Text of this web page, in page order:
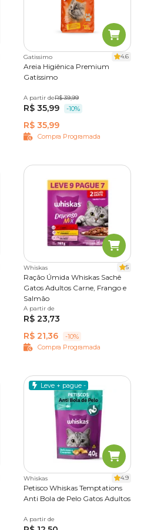
Gatissimo 4.6
Areia Higiênica Premium
Gatíssimo
4 kg 12 kg
A partir deR$ 39,99
R$ 35,99 -10%
R$ 35,99
Compra Programada
Whiskas 5
Ração Úmida Whiskas Sachê
Gatos Adultos Carne, Frango e
Salmão
Leve 9 Pague 7
A partir de
R$ 23,73
R$ 21,36
-10%
Compra Programada
Leve + pague -
Whiskas 4.9
Petisco Whiskas Temptations
Anti Bola de Pelo Gatos Adultos
40 g
A partir de